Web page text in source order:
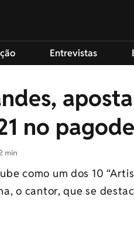
Entrevistas
no
min
como um dos 10
o cantor, que se